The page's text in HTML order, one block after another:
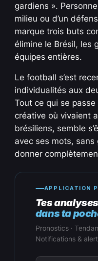
gardiens ».
milieu ou d’un
marque trois buts
élimine le Brésil, les
équipes entières.
Le football s’est
individualités aux
Tout ce qui se
créative où vivaient
brésiliens, semble
avec ses mots,
donner
APPLICATION
Tes
dans ta
Pronostics ·
Notifications &